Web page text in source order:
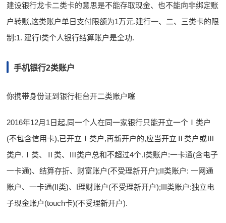
建设银行龙卡二类卡的意思是不能存取现金、也不能向非绑定账
户转账,这类账户单日支付限额为1万元.建行一、二、三类卡的限
制:1. 建行I类个人银行结算账户是全功.
手机银行2类账户
你携带身份证到银行柜台开二类账户噻
2016年12月1日起,同一个人在同一家银行只能开立一个Ⅰ类户
(不包含信用卡),已开立Ⅰ类户,再新开户的,应当开立Ⅱ类户或Ⅲ
类户.Ⅰ类、Ⅱ类、Ⅲ类户总和不超过4个.I类账户:一卡通(含电子
一卡通)、结算存折、财富账户(不受理新开户);II类账户: 一网通
账户、一卡通(II类)、I理财账户(不受理新开户);III类账户:独立电
子现金账户(touch卡)(不受理新开户).